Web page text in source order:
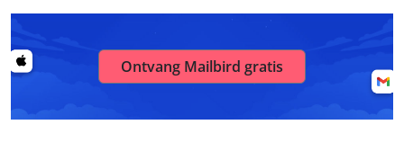
Ontvang Mailbird gratis